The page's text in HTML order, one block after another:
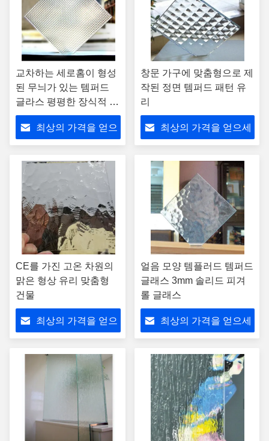
교차하는 세로홈이 형성
된 무늬가 있는 템퍼드
글라스 평평한 장식적 쇄
도 화면
최상의 가격을 얻으
창문 가구에 맞춤형으로 제
작된 정면 템퍼드 패턴 유
리
최상의 가격을 얻으세
CE를 가진 고온 차원의
맑은 형상 유리 맞춤형
건물
최상의 가격을 얻으
얼음 모양 템플러드 템퍼드
글래스 3mm 솔리드 피겨
롤 글래스
최상의 가격을 얻으세